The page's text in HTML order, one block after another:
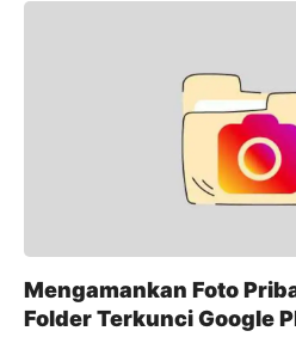
Mengamankan Foto
Folder Terkunci Google